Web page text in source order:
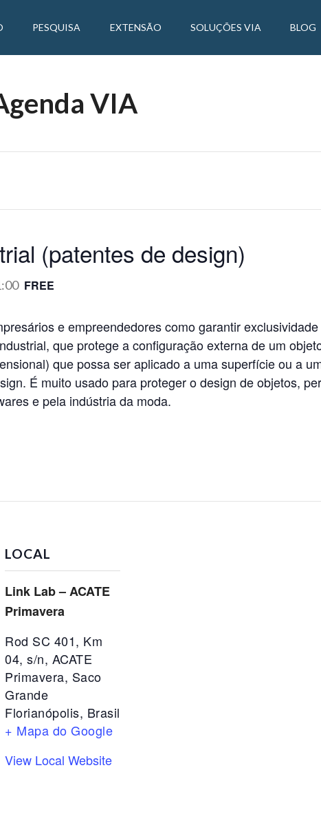
PESQUISA EXTENSÃO SOLUÇÕES VIA BLOG
VIA
(patentes de design)
FREE
e empreendedores como garantir
que protege a configuração externa de um
que possa ser aplicado a uma superfície ou a
É muito usado para proteger o design de objetos,
e pela indústria da moda.
LOCAL
Link Lab – ACATE
Primavera
Rod SC 401, Km
04, s/n, ACATE
Primavera, Saco
Grande
Florianópolis, Brasil
+ Mapa do Google
View Local Website